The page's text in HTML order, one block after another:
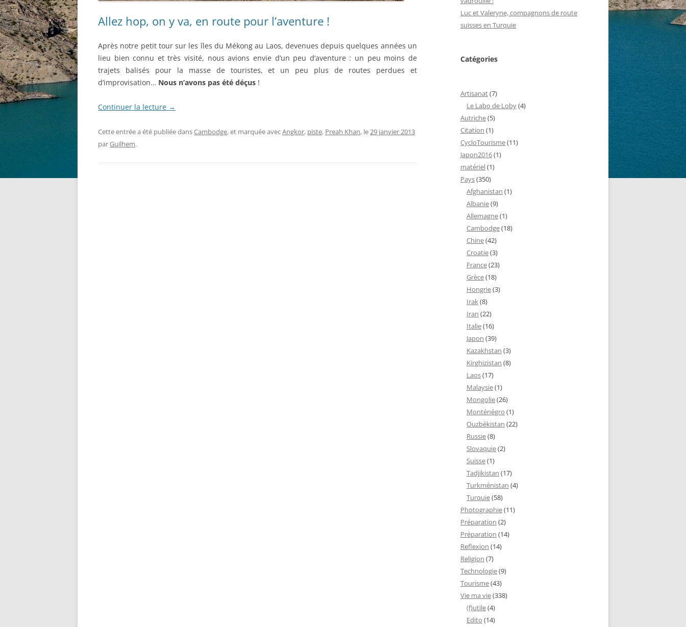
Allez hop, on y va, en route pour l’aventure !
Après notre petit tour sur les îles du Mékong au Laos, devenues depuis quelques années un
lieu bien connu et très visité, nous avions envie d’un peu d’aventure : un peu moins de
trajets balisés pour la masse de touristes, et un peu plus de routes perdues et
d’improvisation… Nous n’avons pas été déçus !
Continuer la lecture →
Cette entrée a été publiée dansCambodge, et marquée avecAngkor, piste, Preah Khan, le29 janvier 2013
parGuilhem.
Luc et Valeryne, compagnons de route
suisses en Turquie
Catégories
Artisanat(7)
Le Labo de Loby(4)
Autriche(5)
Citation (1)
CycloTourisme(11)
Japon2016(1)
matériel(1)
Pays(350)
Afghanistan (1)
Albanie(9)
Allemagne(1)
Cambodge(18)
Chine(42)
Croatie(3)
France(23)
Grèce(18)
Hongrie(3)
Irak(8)
Iran (22)
Italie(16)
Japon (39)
Kazakhstan (3)
Kirghizistan (8)
Laos(17)
Malaysie(1)
Mongolie(26)
Monténégro (1)
Ouzbékistan (22)
Russie(8)
Slovaquie(2)
Suisse(1)
Tadjikistan (17)
Turkménistan (4)
Turquie(58)
Photographie(11)
Préparation (2)
Préparation (14)
Reflexion (14)
Religion (7)
Technologie(9)
Tourisme(43)
Vie ma vie(338)
(f)utile(4)
Edito (14)